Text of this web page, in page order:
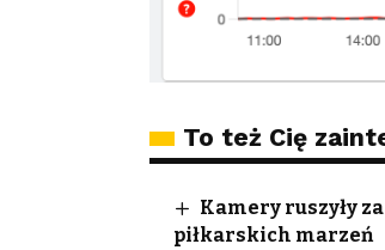
To też Cię
Kamery ruszyły
piłkarskich marzeń